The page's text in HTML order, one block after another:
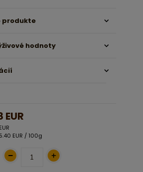
produkte
hodnoty
EUR
EUR / 100g